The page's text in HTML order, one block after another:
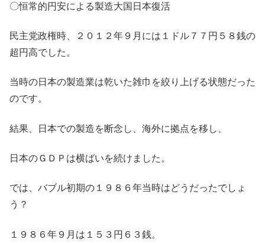
〇恒常的円安による製造大国日本復活
民主党政権時、２０１２年９月には１ドル７７円５８銭の
超円高でした。
当時の日本の製造業は乾いた雑巾を絞り上げる状態だった
のです。
結果、日本での製造を断念し、海外に拠点を移し、
日本のＧＤＰは横ばいを続けました。
では、バブル初期の１９８６年当時はどうだったでしょ
う？
１９８６年９月は１５３円６３銭。